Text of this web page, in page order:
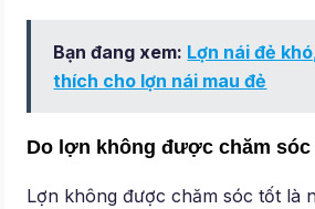
Bạn đang xem: Lợn nái đẻ
thích cho lợn nái mau đẻ
Do lợn không được chăm
Lợn không được chăm sóc tốt là